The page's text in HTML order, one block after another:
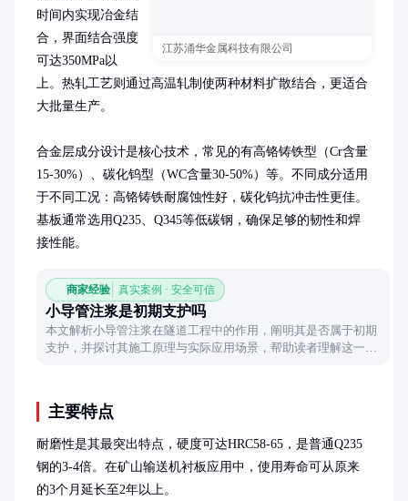
江苏涌华金属科技有限公司
时间内实现冶金结
合，界面结合强度
可达350MPa以
上。热轧工艺则通过高温轧制使两种材料扩散结合，更适合
大批量生产。
合金层成分设计是核心技术，常见的有高铬铸铁型（Cr含量
15-30%）、碳化钨型（WC含量30-50%）等。不同成分适用
于不同工况：高铬铸铁耐腐蚀性好，碳化钨抗冲击性更佳。
基板通常选用Q235、Q345等低碳钢，确保足够的韧性和焊
接性能。
商家经验 真实案例 · 安全可信
小导管注浆是初期支护吗
本文解析小导管注浆在隧道工程中的作用，阐明其是否属于初期
支护，并探讨其施工原理与实际应用场景，帮助读者理解这一关
主要特点
耐磨性是其最突出特点，硬度可达HRC58-65，是普通Q235
钢的3-4倍。在矿山输送机衬板应用中，使用寿命可从原来
的3个月延长至2年以上。